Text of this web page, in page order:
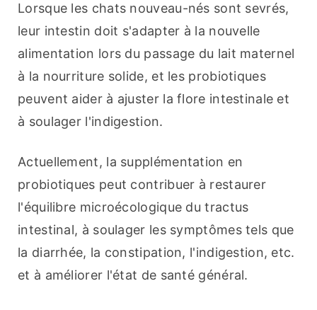
Lorsque les chats nouveau-nés sont sevrés,
leur intestin doit s'adapter à la nouvelle
alimentation lors du passage du lait maternel
à la nourriture solide, et les probiotiques
peuvent aider à ajuster la flore intestinale et
à soulager l'indigestion.
Actuellement, la supplémentation en
probiotiques peut contribuer à restaurer
l'équilibre microécologique du tractus
intestinal, à soulager les symptômes tels que
la diarrhée, la constipation, l'indigestion, etc.
et à améliorer l'état de santé général.